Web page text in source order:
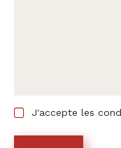
J'accepte les